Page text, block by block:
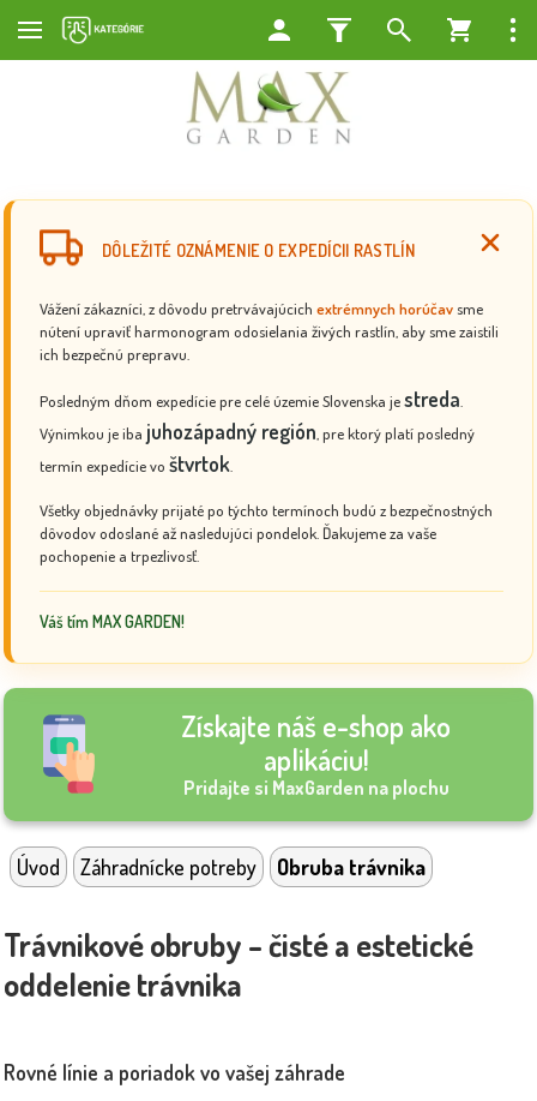
DÔLEŽITÉ OZNÁMENIE O EXPEDÍCII RASTLÍN
Vážení zákazníci, z dôvodu pretrvávajúcich extrémnych horúčav sme
nútení upraviť harmonogram odosielania živých rastlín, aby sme zaistili
ich bezpečnú prepravu.
Posledným dňom expedície pre celé územie Slovenska jestreda
Výnimkou je iba juhozápadný región , pre ktorý platí posledný
termín expedície vo štvrtok
Všetky objednávky prijaté po týchto termínoch budú z bezpečnostných
dôvodov odoslané až nasledujúci pondelok. Ďakujeme za vaše
pochopenie a trpezlivosť.
Váš tím MAX GARDEN!
Získajte náš e-shop ako
aplikáciu!
Pridajte si MaxGarden na plochu
Úvod Záhradnícke potreby Obruba trávnika
Trávnikové obruby – čisté a estetické
oddelenie trávnika
Rovné línie a poriadok vo vašej záhrade